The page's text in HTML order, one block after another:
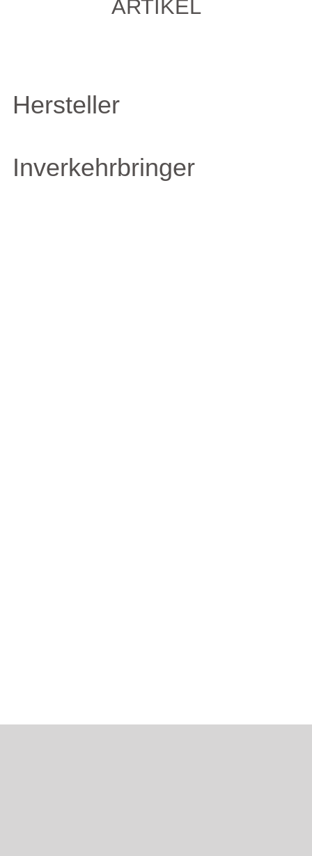
ARTIKEL
Hersteller
Inverkehrbringer